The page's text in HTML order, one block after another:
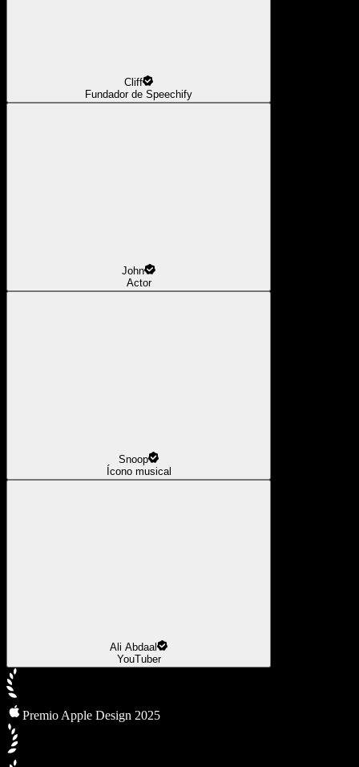
Cliff
Fundador de Speechify
John
Actor
Snoop
Ícono musical
Ali Abdaal
YouTuber
Premio Apple Design 2025